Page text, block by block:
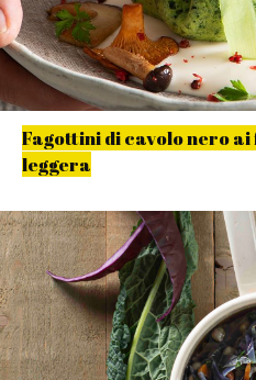
Fagottini di cavolo nero
leggera